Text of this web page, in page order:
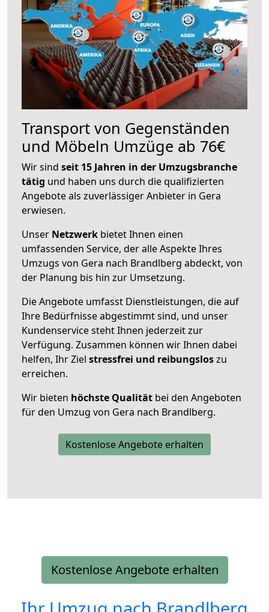
Transport von Gegenständen
und Möbeln Umzüge ab 76€
Wir sind seit 15 Jahren in der Umzugsbranche
tätig und haben uns durch die qualifizierten
Angebote als zuverlässiger Anbieter in Gera
erwiesen.
Unser Netzwerk bietet Ihnen einen
umfassenden Service, der alle Aspekte Ihres
Umzugs von Gera nach Brandlberg abdeckt, von
der Planung bis hin zur Umsetzung.
Die Angebote umfasst Dienstleistungen, die auf
Ihre Bedürfnisse abgestimmt sind, und unser
Kundenservice steht Ihnen jederzeit zur
Verfügung. Zusammen können wir Ihnen dabei
helfen, Ihr Ziel stressfrei und reibungsloszu
erreichen.
Wir bieten höchste Qualität bei den Angeboten
für den Umzug von Gera nach Brandlberg.
Kostenlose Angebote erhalten
Kostenlose Angebote erhalten